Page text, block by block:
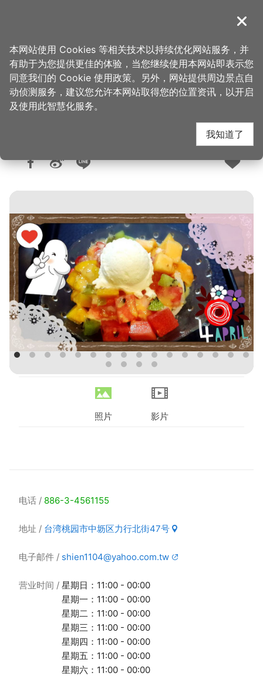
導覽
首页 > 想去的地方 > 美食、购物 > 美食快搜
天下奇冰馆(中原总店)
人气：1.1万
照片 影片
电话 886-3-4561155
地址 台湾桃园市中坜区力行北街47号
电子邮件 shien1104@yahoo.com.tw
营业时间
星期日：11:00 - 00:00
星期一：11:00 - 00:00
星期二：11:00 - 00:00
星期三：11:00 - 00:00
星期四：11:00 - 00:00
星期五：11:00 - 00:00
星期六：11:00 - 00:00
关闭
本网站使用 Cookies 等相关技术以持续优化网站服务，并
有助于为您提供更佳的体验，当您继续使用本网站即表示您
同意我们的 Cookie 使用政策。另外，网站提供周边景点自
动侦测服务，建议您允许本网站取得您的位置资讯，以开启
及使用此智慧化服务。
我知道了